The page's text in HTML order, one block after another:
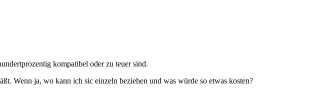
kompatibel oder zu teuer sind.
Wenn ja, wo kann ich sic einzeln beziehen und was würde so etwas kosten?